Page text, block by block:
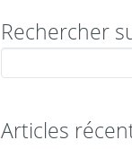
Rechercher
:
Articles